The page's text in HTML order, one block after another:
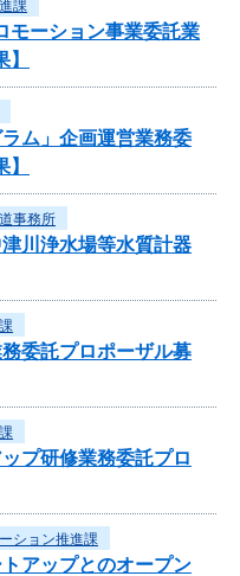
課
モーション事業委託業
ム」企画運営業務委
事務所
川浄水場等水質計器
委託プロポーザル募
プ研修業務委託プロ
ション推進課
アップとのオープン